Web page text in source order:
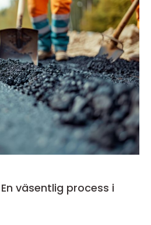
väsentlig process i